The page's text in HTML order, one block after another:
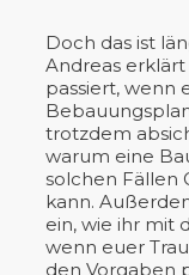
Doch das ist
Andreas erklärt
passiert, wenn
trotzdem
warum eine
solchen Fällen
kann.
ein, wie ihr mit
wenn euer
den Vorgaben